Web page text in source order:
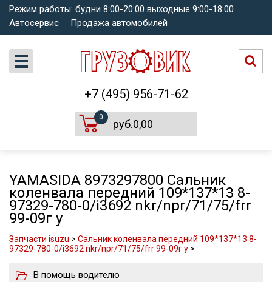
Режим работы: будни 8:00-20:00 выходные 9:00-18:00
Автосервис
Продажа автомобилей
+7 (495) 956-71-62
0
руб.0,00
YAMASIDA 8973297800 Сальник
коленвала передний 109*137*13 8-
97329-780-0/i3692 nkr/npr/71/75/frr
99-09г y
Запчасти isuzu > Сальник коленвала передний 109*137*13 8-
97329-780-0/i3692 nkr/npr/71/75/frr 99-09г y >
В помощь водителю